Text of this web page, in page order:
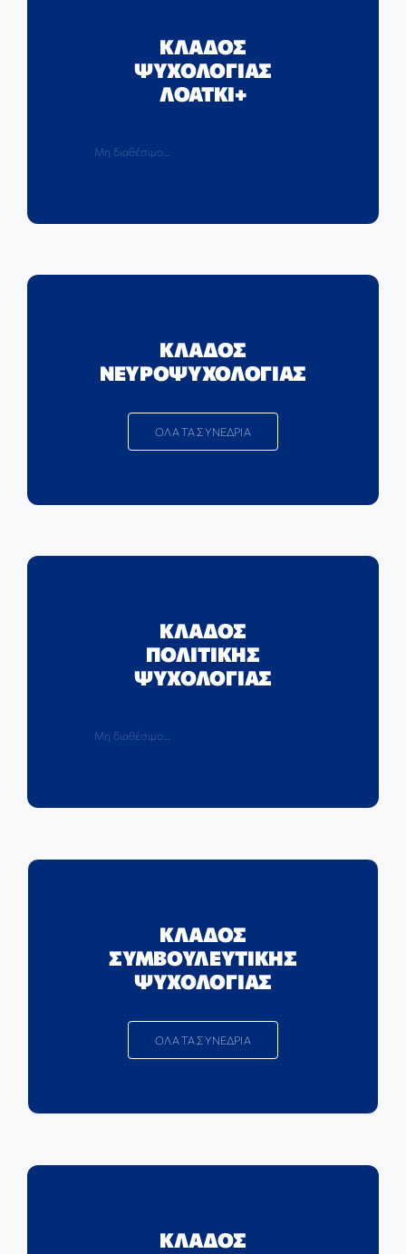
ΚΛΑΔΟΣ
ΨΥΧΟΛΟΓΙΑΣ
ΛΟΑΤΚΙ+
Μη διαθέσιμο…
ΚΛΑΔΟΣ
ΝΕΥΡΟΨΥΧΟΛΟΓΙΑΣ
ΟΛΑ ΤΑ ΣΥΝΕΔΡΙΑ
ΚΛΑΔΟΣ
ΠΟΛΙΤΙΚΗΣ
ΨΥΧΟΛΟΓΙΑΣ
Μη διαθέσιμο…
ΚΛΑΔΟΣ
ΣΥΜΒΟΥΛΕΥΤΙΚΗΣ
ΨΥΧΟΛΟΓΙΑΣ
ΟΛΑ ΤΑ ΣΥΝΕΔΡΙΑ
ΚΛΑΔΟΣ